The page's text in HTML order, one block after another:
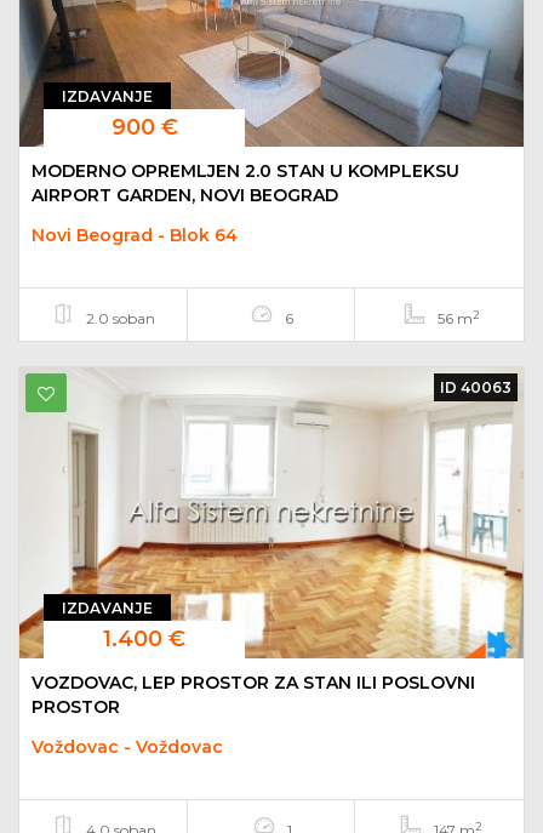
IZDAVANJE
900 €
MODERNO OPREMLJEN 2.0 STAN U KOMPLEKSU
AIRPORT GARDEN, NOVI BEOGRAD
Novi Beograd - Blok 64
2.0 soban 6 56 m2
IZDAVANJE
1.400 €
ID 40063
VOZDOVAC, LEP PROSTOR ZA STAN ILI POSLOVNI
PROSTOR
Voždovac - Voždovac
2